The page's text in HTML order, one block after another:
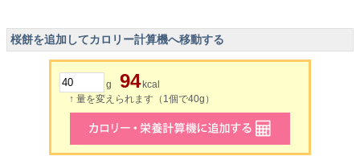
桜餅を追加してカロリー計算機へ移動する
g 94 kcal
↑ 量を変えられます（1個で40g）